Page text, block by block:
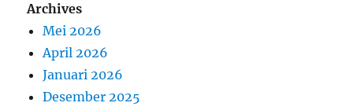
Archives
Mei 2026
April 2026
Januari 2026
Desember 2025